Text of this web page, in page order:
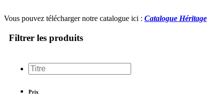
Vous pouvez télécharger notre catalogue ici : Catalogue Héritage
Filtrer les produits
Rechercher
...
Prix